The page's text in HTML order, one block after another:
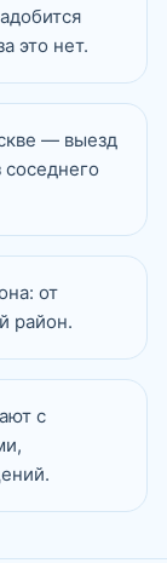
это нет.
— выезд
от
район.
с